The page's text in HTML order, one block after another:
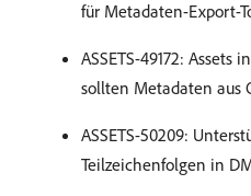
für Metadaten-Export-
ASSETS-49172: Assets
sollten Metadaten aus
ASSETS-50209:
Teilzeichenfolgen in